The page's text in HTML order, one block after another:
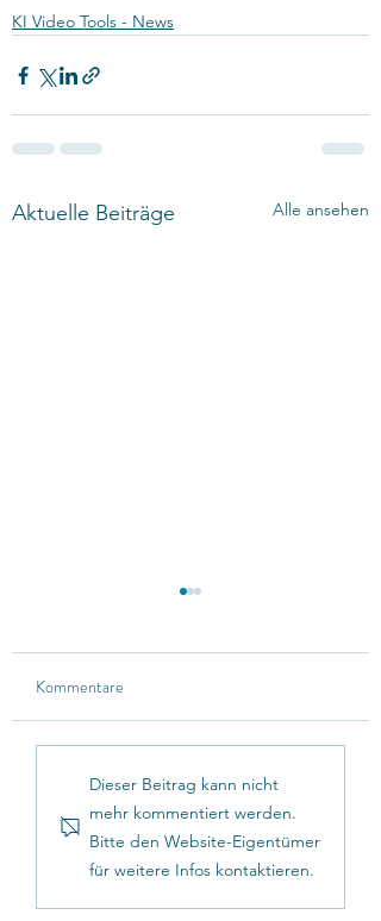
KI Video Tools - News
Aktuelle Beiträge Alle ansehen
Hailuo integriert
DeepSeek & erweitert
Prompt-Presets
Kommentare
Dieser Beitrag kann nicht
mehr kommentiert werden.
Bitte den Website-Eigentümer
für weitere Infos kontaktieren.